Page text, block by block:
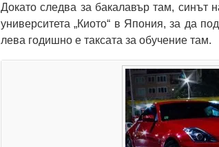
Докато следва за бакалавър там, синът
университета „Киото“ в Япония, за да
лева годишно е таксата за обучение там.